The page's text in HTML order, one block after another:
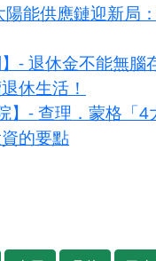
陽能供應鏈迎新局
】- 退休金不能無
休生活！
】- 查理．蒙格「4
的要點